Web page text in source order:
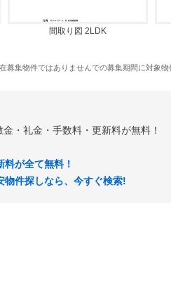
間取り図 2LDK
集物件ではありませんでの募集期間に対象物
・礼金・手数料・更新料が無料！
が全て無料！
物件探しなら、今すぐ検索!